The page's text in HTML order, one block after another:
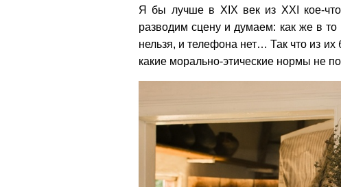
Я бы лучше в XIX век из XXI кое-
разводим сцену и думаем: как же в
нельзя, и телефона нет… Так что из
какие морально-этические нормы не